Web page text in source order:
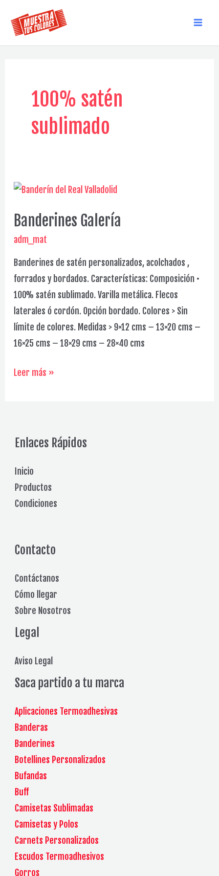
contenido
100% satén
sublimado
Banderines Galería
adm_mat
Banderines de satén personalizados, acolchados ,
forrados y bordados. Características: Composición •
100% satén sublimado. Varilla metálica. Flecos
laterales ó cordón. Opción bordado. Colores > Sin
límite de colores. Medidas > 9×12 cms – 13×20 cms –
16×25 cms – 18×29 cms – 28×40 cms
Banderines
Leer más »
Enlaces Rápidos
Inicio
Productos
Condiciones
Contacto
Contáctanos
Cómo llegar
Sobre Nosotros
Legal
Aviso Legal
Saca partido a tu marca
Aplicaciones Termoadhesivas
Banderas
Banderines
Botellines Personalizados
Bufandas
Buff
Camisetas Sublimadas
Camisetas y Polos
Carnets Personalizados
Escudos Termoadhesivos
Gorros